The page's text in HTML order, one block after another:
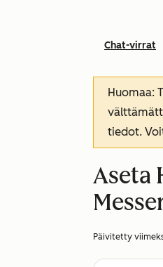
Chat-virrat
Huomaa:
tiedot.
Aseta
Päivitetty